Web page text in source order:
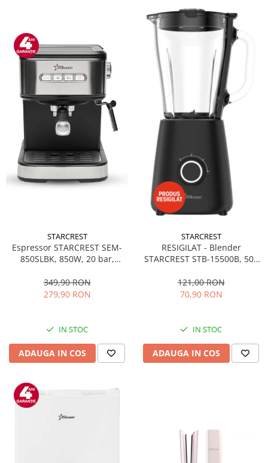
STARCREST
Espressor STARCREST SEM-
850SLBK, 850W, 20 bar,
dispozitiv spumare, filtru
dublu din inox, Negru/Inox
349,90 RON
279,90 RON
IN STOC
ADAUGA IN COS
STARCREST
RESIGILAT - Blender
STARCREST STB-15500B, 500
Pulse, Negru
121,00 RON
70,90 RON
IN STOC
ADAUGA IN COS